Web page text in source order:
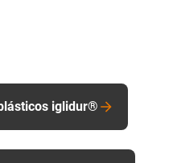
iglidur®